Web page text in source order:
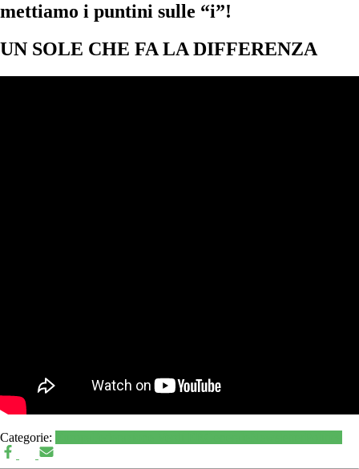
mettiamo i puntini sulle “i”!
UN SOLE CHE FA LA DIFFERENZA
Categorie: